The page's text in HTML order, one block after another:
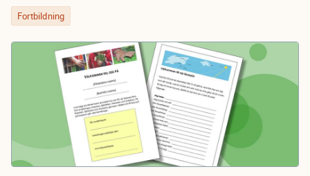
Fortbildning